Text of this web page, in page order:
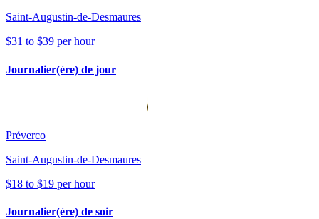
Saint-Augustin-de-Desmaures
$31 to $39 per hour
Journalier(ère) de jour
Préverco
Saint-Augustin-de-Desmaures
$18 to $19 per hour
Journalier(ère) de soir